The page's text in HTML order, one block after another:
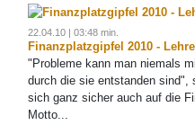
22.04.10 | 03:48 min.
Finanzplatzgipfel 2010 -
"Probleme kann man niemals
durch die sie entstanden
sich ganz sicher auch auf die
Motto...